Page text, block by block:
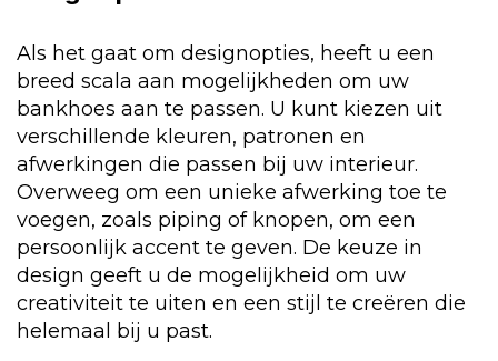
Als het gaat om designopties, heeft u een
breed scala aan mogelijkheden om uw
bankhoes aan te passen. U kunt kiezen uit
verschillende kleuren, patronen en
afwerkingen die passen bij uw interieur.
Overweeg om een unieke afwerking toe te
voegen, zoals piping of knopen, om een
persoonlijk accent te geven. De keuze in
design geeft u de mogelijkheid om uw
creativiteit te uiten en een stijl te creëren die
helemaal bij u past.